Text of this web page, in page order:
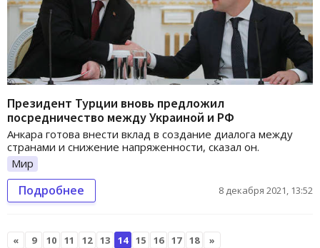
Президент Турции вновь предложил
посредничество между Украиной и РФ
Анкара готова внести вклад в создание диалога между
странами и снижение напряженности, сказал он.
Мир
Подробнее 8 декабря 2021, 13:52
« 9 10 11 12 13 14 15 16 17 18 »